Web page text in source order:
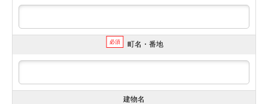
必須 町名・番地
建物名